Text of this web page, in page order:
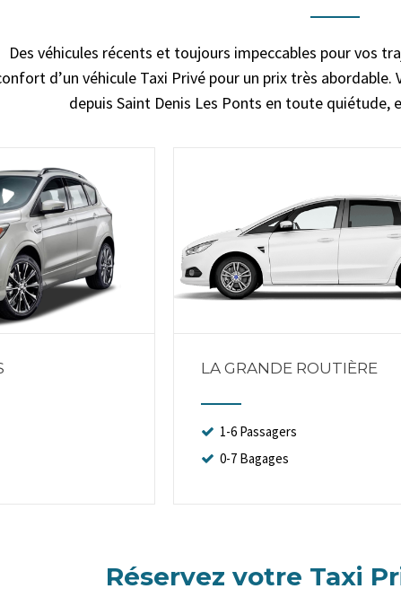
Des véhicules récents et toujours impeccables pour vos
d’un véhicule Taxi Privé pour un prix très
depuis Saint Denis Les Ponts en toute quiétude,
LA GRANDE ROUTIÈRE
1-6 Passagers
0-7 Bagages
Réservez votre Taxi